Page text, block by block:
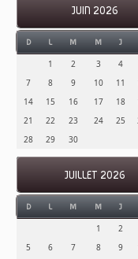
JUIN 2026
D L M M J
1 2 3 4
7
8 9 10 11
14
15 16 17 18
21
22 23 24 25
28
29 30
JUILLET 2026
D L M M J
1 2
5
6 7 8 9